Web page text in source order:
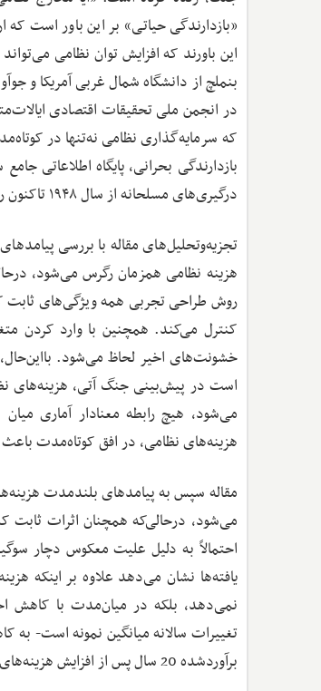
«بازدارندگی حیاتی» بر این باور است
این باورند که افزایش توان نظامی
در انجمن ملی تحقیقات اقتصادی
که سرمایه‌گذاری نظامی نه‌تنها در
درگیری‌های مسلحانه از سال ۱۹۴۸ تاکنون را در بر دارد. همچنین این اطلاعات با آمارهای هزینه‌های نظامی کشورها ترکیب می‌شود.
تجزیه‌وتحلیل‌های مقاله با بررسی
هزینه نظامی همزمان رگرس می‌شود،
روش طراحی تجربی همه ویژگی‌های ثابت
کنترل می‌کند. همچنین با وارد کردن
خشونت‌های اخیر لحاظ می‌شود.
است در پیش‌بینی جنگ آتی، هزینه‌های
می‌شود، هیچ رابطه معنادار آماری
هزینه‌های نظامی، در افق کوتاه‌مدت
مقاله سپس به پیامدهای بلندمدت
می‌شود، درحالی‌که همچنان اثرات ثابت
احتمالاً به دلیل علیت معکوس دچار
یافته‌ها نشان می‌دهد علاوه بر اینکه
برآوردشده 20 سال پس از افزایش هزینه‌های نظامی، همچنان به همان اندازه است.